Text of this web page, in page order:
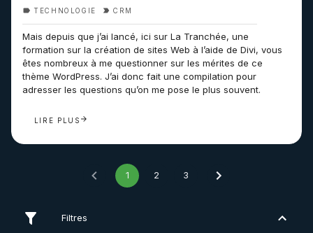
TECHNOLOGIE CRM
Mais depuis que j’ai lancé, ici sur La Tranchée, une
formation sur la création de sites Web à l’aide de Divi, vous
êtes nombreux à me questionner sur les mérites de ce
thème WordPress. J’ai donc fait une compilation pour
adresser les questions qu’on me pose le plus souvent.
LIRE PLUS
1 2 3
Filtres